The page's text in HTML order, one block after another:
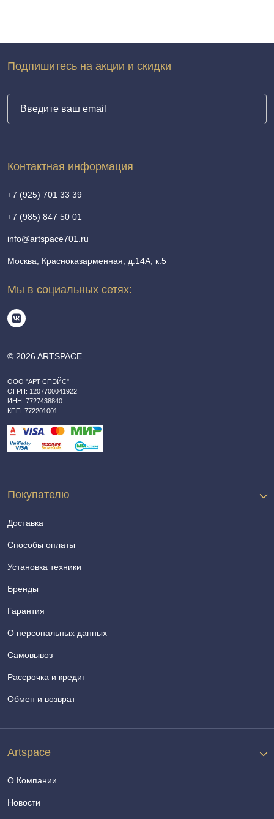
© 2026 ARTSPACE
ООО "АРТ СПЭЙС"
ОГРН: 1207700041922
ИНН: 7727438840
КПП: 772201001
Покупателю
Доставка
Способы оплаты
Установка техники
Бренды
Гарантия
О персональных данных
Самовывоз
Рассрочка и кредит
Обмен и возврат
Artspace
О Компании
Новости
Контактная информация
+7 (925) 701 33 39
+7 (985) 847 50 01
info@artspace701.ru
Москва, Красноказарменная, д.14А, к.5
Мы в социальных сетях:
Подпишитесь на акции и скидки